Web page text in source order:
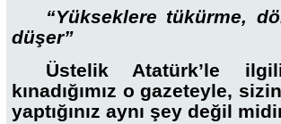
“Yükseklere tükürme,
düşer”
Üstelik Atatürk’le ilgili
kınadığımız o gazeteyle,
yaptığınız aynı şey değil